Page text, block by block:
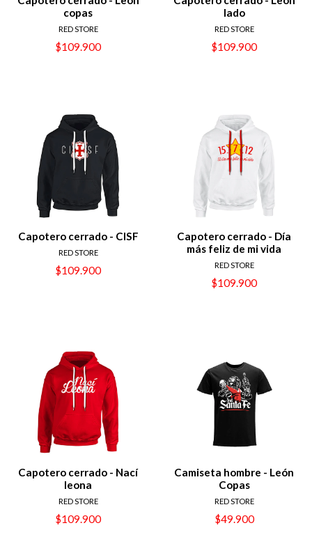
copas
RED STORE
$109.900
lado
RED STORE
$109.900
Capotero cerrado - CISF
RED STORE
$109.900
Capotero cerrado - Día
más feliz de mi vida
RED STORE
$109.900
Capotero cerrado - Nací
leona
RED STORE
$109.900
Camiseta hombre - León
Copas
RED STORE
$49.900